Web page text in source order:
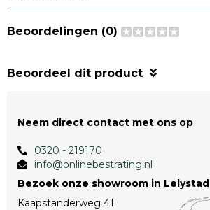
Beoordelingen (0)
Beoordeel dit product
Neem direct contact met ons op
0320 - 219170
info@onlinebestrating.nl
Bezoek onze showroom in Lelystad
Kaapstanderweg 41